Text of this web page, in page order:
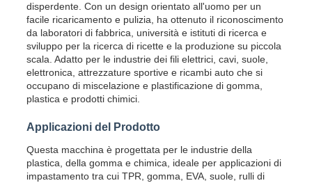
disperdente. Con un design orientato all'uomo per un
facile ricaricamento e pulizia, ha ottenuto il riconoscimento
da laboratori di fabbrica, università e istituti di ricerca e
sviluppo per la ricerca di ricette e la produzione su piccola
scala. Adatto per le industrie dei fili elettrici, cavi, suole,
elettronica, attrezzature sportive e ricambi auto che si
occupano di miscelazione e plastificazione di gomma,
plastica e prodotti chimici.
Applicazioni del Prodotto
Questa macchina è progettata per le industrie della
plastica, della gomma e chimica, ideale per applicazioni di
impastamento tra cui TPR, gomma, EVA, suole, rulli di